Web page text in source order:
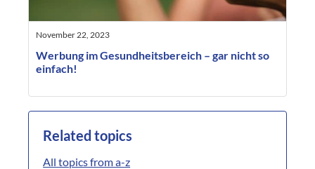
November 22, 2023
Werbung im Gesundheitsbereich – gar nicht so
einfach!
Related topics
All topics from a-z